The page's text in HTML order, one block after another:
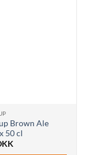
Brown Ale
50 cl